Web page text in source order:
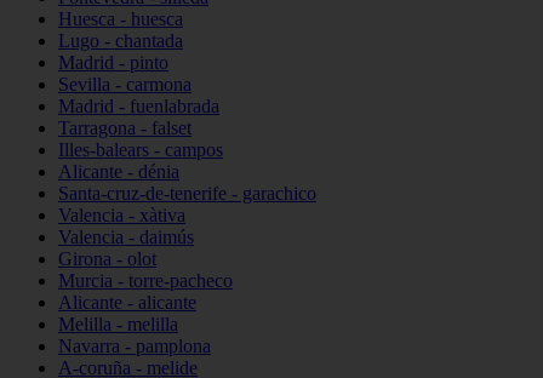
Huesca - huesca
Lugo - chantada
Madrid - pinto
Sevilla - carmona
Madrid - fuenlabrada
Tarragona - falset
Illes-balears - campos
Alicante - dénia
Santa-cruz-de-tenerife - garachico
Valencia - xàtiva
Valencia - daimús
Girona - olot
Murcia - torre-pacheco
Alicante - alicante
Melilla - melilla
Navarra - pamplona
A-coruña - melide